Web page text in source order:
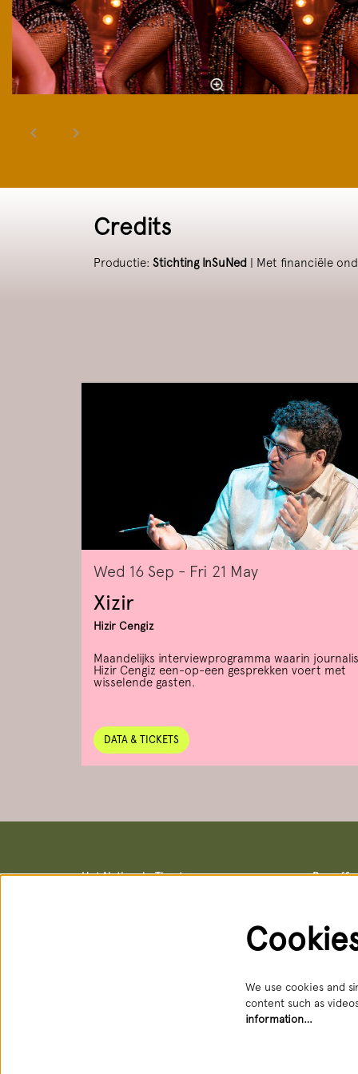
Credits
Productie: Stichting InSuNed | Met financiële
Xizir
Hizir Cengiz
Maandelijks interviewprogramma waarin
Hizir Cengiz een-op-een gesprekken voert met
wisselende gasten.
Wed 16 Sep - Fri 21 May
DATA & TICKETS
Het Nationale Theater Box
Open:
088 356
We use cookies and
content such as
information…